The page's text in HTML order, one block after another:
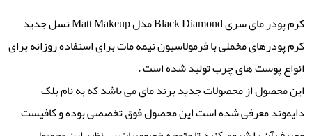
کرم پودر مای سری Black Diamond مدل Matt Makeup نسل جدید
کرم پودرهای مخملی با فرمولاسیون نیمه مات برای استفاده روزانه برای
انواع پوست های چرب تولید شده است .
این محصول از محصولات جدید برند مای می باشد که به نام بلک
دایموند معرفی شده است این محصول فوق تخصصی بوده و کافیست